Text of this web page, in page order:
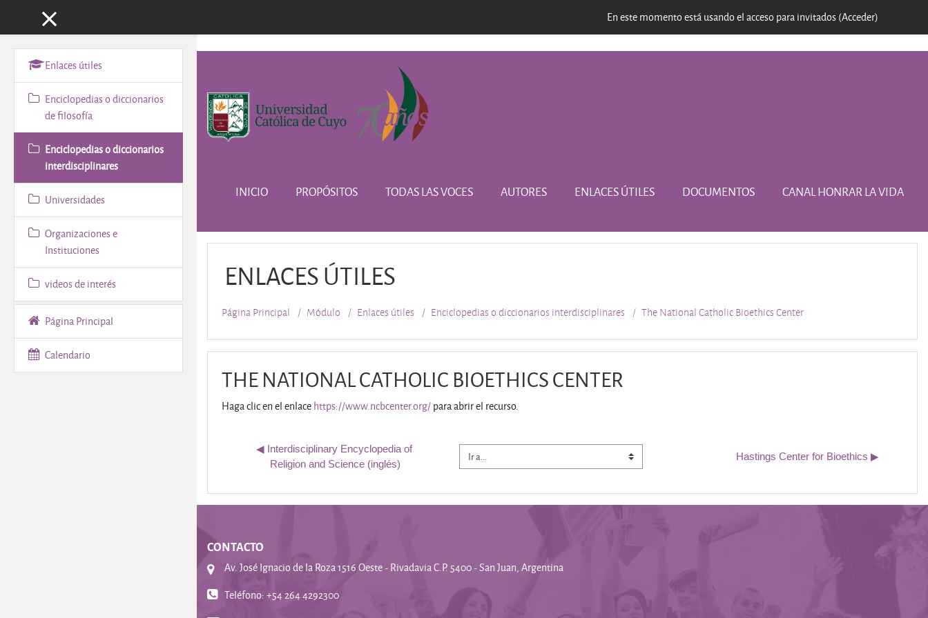
Panel lateral En este momento está usando el acceso para invitados (Acceder)
INICIO PROPÓSITOS TODAS LAS VOCES AUTORES ENLACES ÚTILES DOCUMENTOS CANAL HONRAR LA VIDA
ENLACES ÚTILES
Página Principal Módulo Enlaces útiles Enciclopedias o diccionarios interdisciplinares The National Catholic Bioethics Center
THE NATIONAL CATHOLIC BIOETHICS CENTER
Haga clic en el enlacehttps://www.ncbcenter.org/para abrir el recurso.
◀︎ Interdisciplinary Encyclopedia of
Religion and Science (inglés)
Ir a... Hastings Center for Bioethics ▶︎
Enlaces útiles
Enciclopedias o diccionarios
de filosofía
Enciclopedias o diccionarios
interdisciplinares
Universidades
Organizaciones e
Instituciones
videos de interés
Página Principal
Calendario
CONTACTO
Av. José Ignacio de la Roza 1516 Oeste - Rivadavia C.P. 5400 - San Juan, Argentina
Teléfono: +54 264 4292300